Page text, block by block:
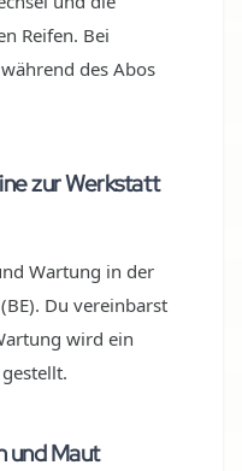
Reifen. Bei
des Abos
zur Werkstatt
Wartung in der
Du vereinbarst
wird ein
und Maut